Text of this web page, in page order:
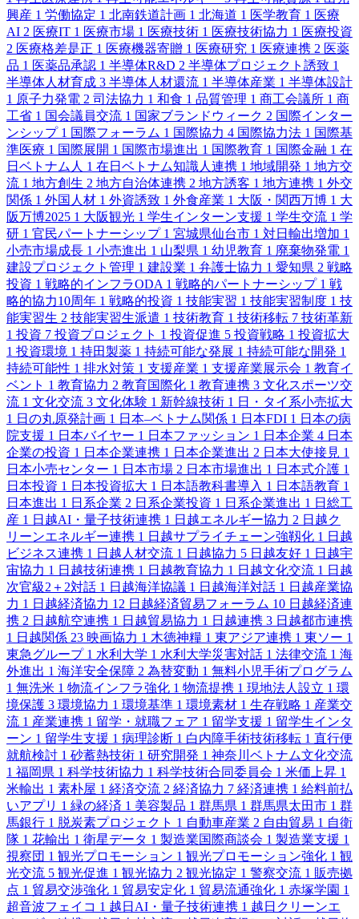
興産 1 労働協定 1 北南鉄道計画 1 北海道 1 医学教育 1 医療
AI 2 医療IT 1 医療市場 1 医療技術 1 医療技術協力 1 医療投資
2 医療格差是正 1 医療機器寄贈 1 医療研究 1 医療連携 2 医薬
品 1 医薬品承認 1 半導体R&D 2 半導体プロジェクト誘致 1
半導体人材育成 3 半導体人材還流 1 半導体産業 1 半導体設計
1 原子力発電 2 司法協力 1 和食 1 品質管理 1 商工会議所 1 商
工省 1 国会議員交流 1 国家ブランドウィーク 2 国際インター
ンシップ 1 国際フォーラム 1 国際協力 4 国際協力法 1 国際基
準医療 1 国際展開 1 国際市場進出 1 国際教育 1 国際金融 1 在
日ベトナム人 1 在日ベトナム知識人連携 1 地域開発 1 地方交
流 1 地方創生 2 地方自治体連携 2 地方誘客 1 地方連携 1 外交
関係 1 外国人材 1 外資誘致 1 外食産業 1 大阪・関西万博 1 大
阪万博2025 1 大阪観光 1 学生インターン支援 1 学生交流 1 学
研 1 官民パートナーシップ 1 宮城県仙台市 1 対日輸出増加 1
小売市場成長 1 小売進出 1 山梨県 1 幼児教育 1 廃棄物発電 1
建設プロジェクト管理 1 建設業 1 弁護士協力 1 愛知県 2 戦略
投資 1 戦略的インフラODA 1 戦略的パートナーシップ 1 戦
略的協力10周年 1 戦略的投資 1 技能実習 1 技能実習制度 1 技
能実習生 2 技能実習生派遣 1 技術教育 1 技術移転 7 技術革新
1 投資 7 投資プロジェクト 1 投資促進 5 投資戦略 1 投資拡大
1 投資環境 1 持田製薬 1 持続可能な発展 1 持続可能な開発 1
持続可能性 1 排水対策 1 支援産業 1 支援産業展示会 1 教育イ
ベント 1 教育協力 2 教育国際化 1 教育連携 3 文化スポーツ交
流 1 文化交流 3 文化体験 1 新幹線技術 1 日・タイ系小売拡大
1 日の丸原発計画 1 日本–ベトナム関係 1 日本FDI 1 日本の病
院支援 1 日本バイヤー 1 日本ファッション 1 日本企業 4 日本
企業の投資 1 日本企業連携 1 日本企業進出 2 日本大使接見 1
日本小売センター 1 日本市場 2 日本市場進出 1 日本式介護 1
日本投資 1 日本投資拡大 1 日本語教科書導入 1 日本語教育 1
日本進出 1 日系企業 2 日系企業投資 1 日系企業進出 1 日総工
産 1 日越AI・量子技術連携 1 日越エネルギー協力 2 日越ク
リーンエネルギー連携 1 日越サプライチェーン強靱化 1 日越
ビジネス連携 1 日越人材交流 1 日越協力 5 日越友好 1 日越宇
宙協力 1 日越技術連携 1 日越教育協力 1 日越文化交流 1 日越
次官級2＋2対話 1 日越海洋協議 1 日越海洋対話 1 日越産業協
力 1 日越経済協力 12 日越経済貿易フォーラム 10 日越経済連
携 2 日越航空連携 1 日越貿易協力 1 日越連携 3 日越都市連携
1 日越関係 23 映画協力 1 木徳神糧 1 東アジア連携 1 東ソー 1
東急グループ 1 水利大学 1 水利大学災害対話 1 法律交流 1 海
外進出 1 海洋安全保障 2 為替変動 1 無料小児手術プログラム
1 無洗米 1 物流インフラ強化 1 物流提携 1 現地法人設立 1 環
境保護 3 環境協力 1 環境基準 1 環境素材 1 生存戦略 1 産業交
流 1 産業連携 1 留学・就職フェア 1 留学支援 1 留学生インタ
ーン 1 留学生支援 1 病理診断 1 白内障手術技術移転 1 直行便
就航検討 1 砂蓄熱技術 1 研究開発 1 神奈川ベトナム文化交流
1 福岡県 1 科学技術協力 1 科学技術合同委員会 1 米価上昇 1
米輸出 1 素朴屋 1 経済交流 2 経済協力 7 経済連携 1 給料前払
いアプリ 1 緑の経済 1 美容製品 1 群馬県 1 群馬県太田市 1 群
馬銀行 1 脱炭素プロジェクト 1 自動車産業 2 自由貿易 1 自衛
隊 1 花輸出 1 衛星データ 1 製造業国際商談会 1 製造業支援 1
視察団 1 観光プロモーション 1 観光プロモーション強化 1 観
光交流 5 観光促進 1 観光協力 2 観光協定 1 警察交流 1 販売拠
点 1 貿易交渉強化 1 貿易安定化 1 貿易流通強化 1 赤塚学園 1
超音波フェイコ 1 越日AI・量子技術連携 1 越日クリーンエ